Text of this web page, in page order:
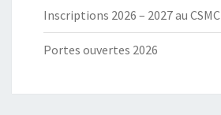
Inscriptions 2026 – 2027 au CSMC
Portes ouvertes 2026